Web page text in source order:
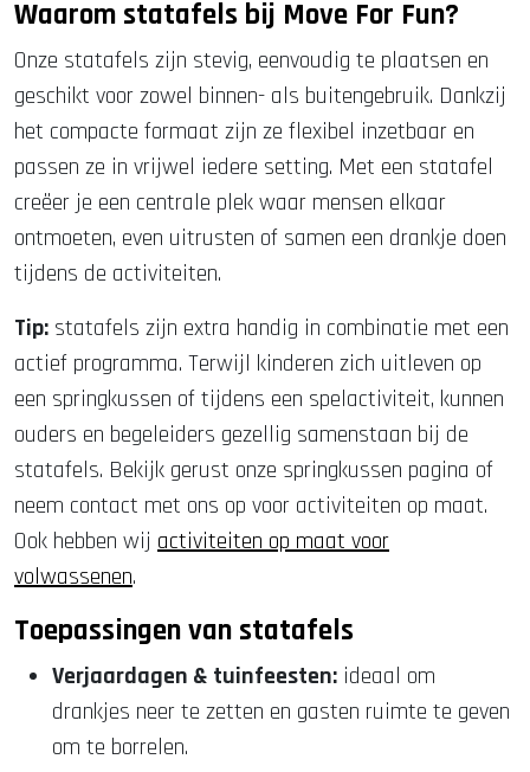
Waarom statafels bij Move For Fun?
Onze statafels zijn stevig, eenvoudig te plaatsen en
geschikt voor zowel binnen- als buitengebruik. Dankzij
het compacte formaat zijn ze flexibel inzetbaar en
passen ze in vrijwel iedere setting. Met een statafel
creëer je een centrale plek waar mensen elkaar
ontmoeten, even uitrusten of samen een drankje doen
tijdens de activiteiten.
Tip: statafels zijn extra handig in combinatie met een
actief programma. Terwijl kinderen zich uitleven op
een springkussen of tijdens een spelactiviteit, kunnen
ouders en begeleiders gezellig samenstaan bij de
statafels. Bekijk gerust onze springkussen pagina of
neem contact met ons op voor activiteiten op maat.
Ook hebben wij activiteiten op maat voor
volwassenen.
Toepassingen van statafels
Verjaardagen & tuinfeesten: ideaal om
drankjes neer te zetten en gasten ruimte te geven
om te borrelen.